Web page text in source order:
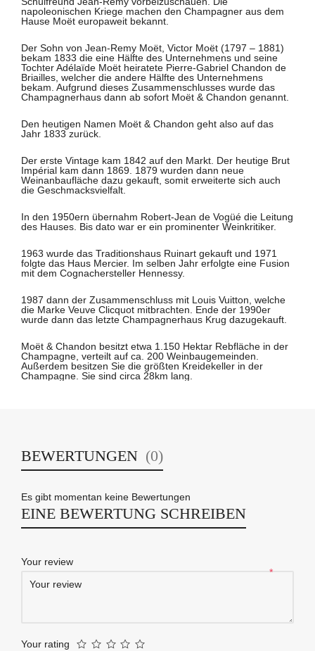
napoleonischen Kriege machen den Champagner aus dem
Hause Moët europaweit bekannt.
Der Sohn von Jean-Remy Moët, Victor Moët (1797 – 1881)
bekam 1833 die eine Hälfte des Unternehmens und seine
Tochter Adélaïde Moët heiratete Pierre-Gabriel Chandon de
Briailles, welcher die andere Hälfte des Unternehmens
bekam. Aufgrund dieses Zusammenschlusses wurde das
Champagnerhaus dann ab sofort Moët & Chandon genannt.
Den heutigen Namen Moët & Chandon geht also auf das
Jahr 1833 zurück.
Der erste Vintage kam 1842 auf den Markt. Der heutige Brut
Impérial kam dann 1869. 1879 wurden dann neue
Weinanbaufläche dazu gekauft, somit erweiterte sich auch
die Geschmacksvielfalt.
In den 1950ern übernahm Robert-Jean de Vogüé die Leitung
des Hauses. Bis dato war er ein prominenter Weinkritiker.
1963 wurde das Traditionshaus Ruinart gekauft und 1971
folgte das Haus Mercier. Im selben Jahr erfolgte eine Fusion
mit dem Cognachersteller Hennessy.
1987 dann der Zusammenschluss mit Louis Vuitton, welche
die Marke Veuve Clicquot mitbrachten. Ende der 1990er
wurde dann das letzte Champagnerhaus Krug dazugekauft.
Moët & Chandon besitzt etwa 1.150 Hektar Rebfläche in der
Champagne, verteilt auf ca. 200 Weinbaugemeinden.
Außerdem besitzen Sie die größten Kreidekeller in der
Champagne. Sie sind circa 28km lang.
BEWERTUNGEN (0)
Es gibt momentan keine Bewertungen
EINE BEWERTUNG SCHREIBEN
Your review
*
Your rating